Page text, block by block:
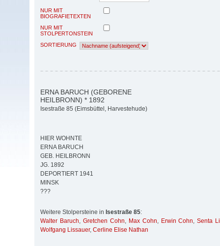
NUR MIT
BIOGRAFIETEXTEN
NUR MIT
STOLPERTONSTEIN
SORTIERUNG
ERNA BARUCH (GEBORENE
HEILBRONN) * 1892
Isestraße 85 (Eimsbüttel, Harvestehude)
HIER WOHNTE
ERNA BARUCH
GEB. HEILBRONN
JG. 1892
DEPORTIERT 1941
MINSK
???
Weitere Stolpersteine in Isestraße 85:
Walter Baruch, Gretchen Cohn, Max Cohn, Erwin Cohn,Senta
Wolfgang Lissauer, Cerline Elise Nathan